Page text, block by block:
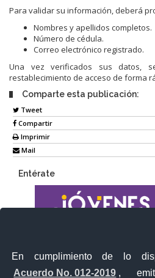
En cumplimiento de lo
Acuerdo No. 012-2019 ,
Para validar su información, deberá
Nombres y apellidos completos.
Número de cédula.
Correo electrónico registrado.
Una vez verificados sus datos,
restablecimiento de acceso de forma
Comparte esta publicación:
Tweet
Compartir
Imprimir
Mail
Entérate